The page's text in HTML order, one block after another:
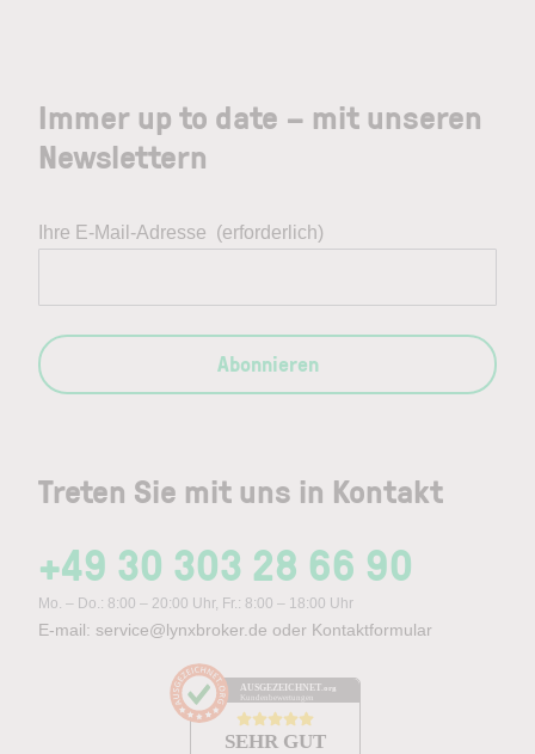
Treten Sie mit uns in Kontakt
+49 30 303 28 66 90
Mo. – Do.: 8:00 – 20:00 Uhr, Fr.: 8:00 – 18:00 Uhr
E-mail: service@lynxbroker.de oder Kontaktformular
AUSGEZEICHNET .org
Kundenbewertungen
SEHR GUT
Immer up to date – mit unseren
Newslettern
Ihre E-Mail-Adresse (erforderlich)
Abonnieren